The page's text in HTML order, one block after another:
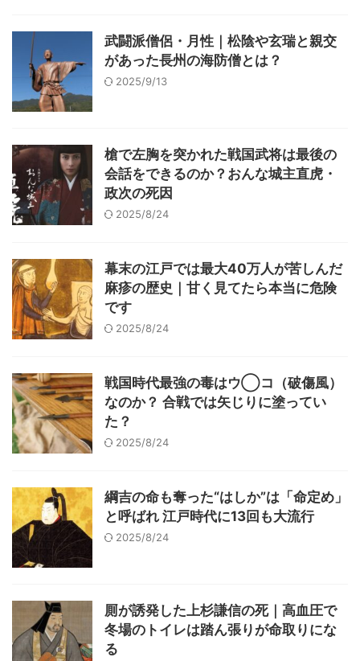
武闘派僧侶・月性｜松陰や玄瑞と親交
があった長州の海防僧とは？
2025/9/13
槍で左胸を突かれた戦国武将は最後の
会話をできるのか？おんな城主直虎・
政次の死因
2025/8/24
幕末の江戸では最大40万人が苦しんだ
麻疹の歴史｜甘く見てたら本当に危険
です
2025/8/24
戦国時代最強の毒はウ◯コ（破傷風）
なのか？ 合戦では矢じりに塗ってい
た？
2025/8/24
綱吉の命も奪った“はしか”は「命定め」
と呼ばれ 江戸時代に13回も大流行
2025/8/24
厠が誘発した上杉謙信の死｜高血圧で
冬場のトイレは踏ん張りが命取りにな
る